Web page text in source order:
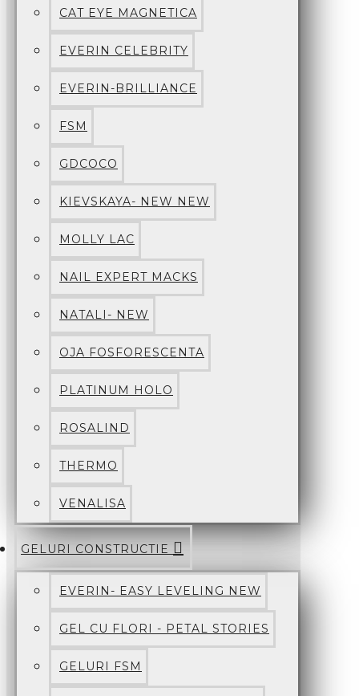
CAT EYE MAGNETICA
EVERIN CELEBRITY
EVERIN-BRILLIANCE
FSM
GDCOCO
KIEVSKAYA- NEW NEW
MOLLY LAC
NAIL EXPERT MACKS
NATALI- NEW
OJA FOSFORESCENTA
PLATINUM HOLO
ROSALIND
THERMO
VENALISA
GELURI CONSTRUCTIE
EVERIN- EASY LEVELING NEW
GEL CU FLORI - PETAL STORIES
GELURI FSM